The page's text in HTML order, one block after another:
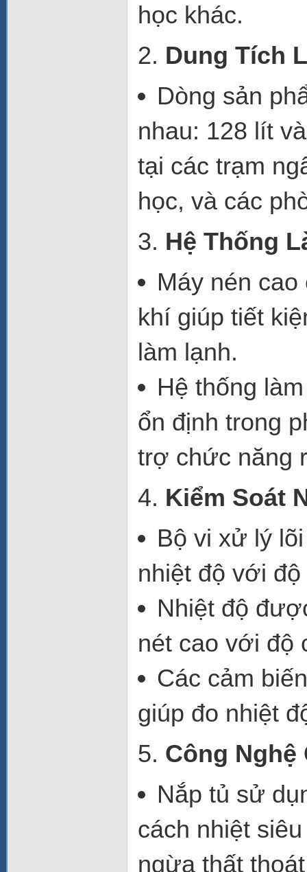
học khác.
2. Dung Tích
Dòng sản
nhau: 128 lít
tại các trạm
học, và các
3. Hệ Thống
Máy nén cao
khí giúp tiết
làm lạnh.
Hệ thống
ổn định trong
trợ chức năng
4. Kiểm Soát
Bộ vi xử lý
nhiệt độ với
Nhiệt độ
nét cao với độ
Các cảm
giúp đo nhiệt
5. Công Nghệ
Nắp tủ sử
cách nhiệt
ngừa thất